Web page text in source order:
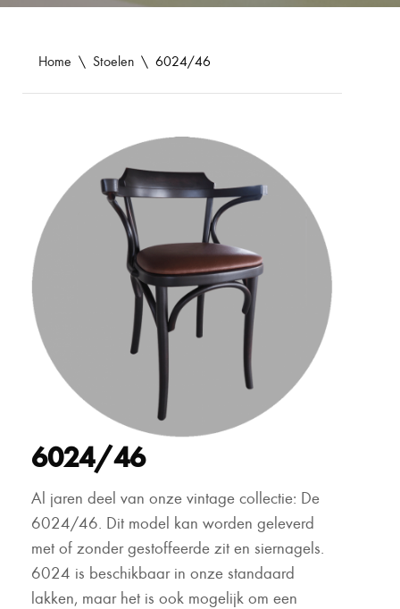
Home \ Stoelen \ 6024/46
6024/46
Al jaren deel van onze vintage collectie: De
6024/46. Dit model kan worden geleverd
met of zonder gestoffeerde zit en siernagels.
6024 is beschikbaar in onze standaard
lakken, maar het is ook mogelijk om een